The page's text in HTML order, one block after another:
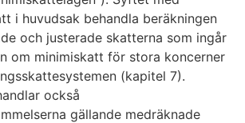
i huvudsak behandla beräkningen
och justerade skatterna som ingår
om minimiskatt för stora koncerner
(kapitel 7).
också
gällande medräknade